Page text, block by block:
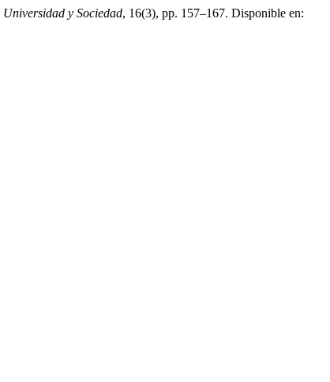
Universidad y Sociedad, 16(3), pp. 157–167. Disponible en: